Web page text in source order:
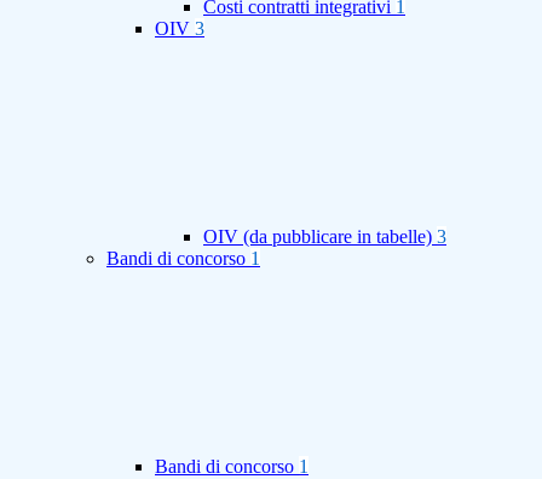
Costi contratti integrativi 1
OIV 3
OIV (da pubblicare in tabelle) 3
Bandi di concorso 1
Bandi di concorso 1